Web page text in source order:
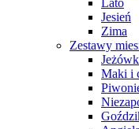
Lato
Jesień
Zima
Zestawy
Maki i